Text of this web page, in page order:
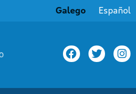
Galego Español